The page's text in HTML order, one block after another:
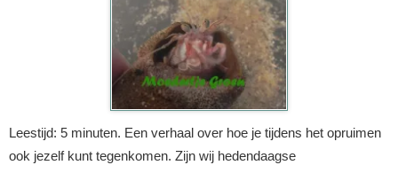
Leestijd: 5 minuten. Een verhaal over hoe je tijdens het opruimen
ook jezelf kunt tegenkomen. Zijn wij hedendaagse